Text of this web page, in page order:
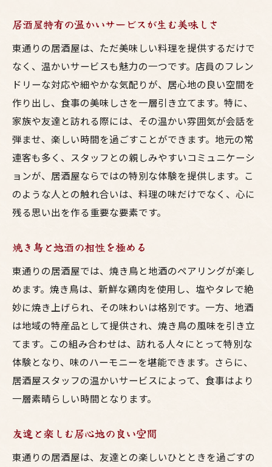
二次会に最適な居酒屋
東通りの夜を満喫するために
お酒と料理の絶妙なハーモニー
家族で楽しむ東通りの居酒屋で心温まるひとと
き
子供も大満足のメニュー選び
居酒屋で過ごす家族団欒の時間
健康を考えた料理の工夫
家族向けサービスが充実したお店
アットホームな雰囲気が人気の理由
鳥料理を満喫！東通りの居酒屋で新しい味覚発
見
地域限定の特産品を使った一品
焼き鳥以外のおすすめ鳥料理
季節限定メニューを楽しむ
居酒屋で味わう創作鳥料理
食材の産地にこだわる理由
鳥料理に合う地酒の選び方
初心者でも安心の地酒入門
プロがおすすめする地酒の楽しみ方
居酒屋特有の温かいサービスが生む美味しさ
東通りの居酒屋は、ただ美味しい料理を提供するだけで
なく、温かいサービスも魅力の一つです。店員のフレン
ドリーな対応や細やかな気配りが、居心地の良い空間を
作り出し、食事の美味しさを一層引き立てます。特に、
家族や友達と訪れる際には、その温かい雰囲気が会話を
弾ませ、楽しい時間を過ごすことができます。地元の常
連客も多く、スタッフとの親しみやすいコミュニケーシ
ョンが、居酒屋ならではの特別な体験を提供します。こ
のような人との触れ合いは、料理の味だけでなく、心に
残る思い出を作る重要な要素です。
焼き鳥と地酒の相性を極める
東通りの居酒屋では、焼き鳥と地酒のペアリングが楽し
めます。焼き鳥は、新鮮な鶏肉を使用し、塩やタレで絶
妙に焼き上げられ、その味わいは格別です。一方、地酒
は地域の特産品として提供され、焼き鳥の風味を引き立
てます。この組み合わせは、訪れる人々にとって特別な
体験となり、味のハーモニーを堪能できます。さらに、
居酒屋スタッフの温かいサービスによって、食事はより
一層素晴らしい時間となります。
友達と楽しむ居心地の良い空間
東通りの居酒屋は、友達との楽しいひとときを過ごすの